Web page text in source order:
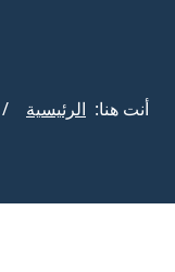
أنت هنا: الرئيسية